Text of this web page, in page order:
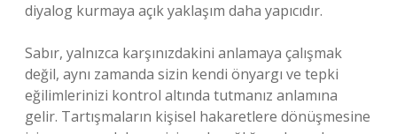
diyalog kurmaya açık yaklaşım daha yapıcıdır.
Sabır, yalnızca karşınızdakini anlamaya çalışmak
değil, aynı zamanda sizin kendi önyargı ve tepki
eğilimlerinizi kontrol altında tutmanız anlamına
gelir. Tartışmaların kişisel hakaretlere dönüşmesine